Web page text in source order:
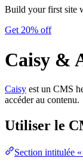
Build your first site
Get 20% off
Caisy &
Caisy est un CMS
accéder au contenu.
Utiliser le
Section intitulée